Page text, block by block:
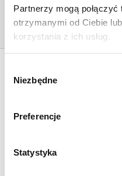
Partnerzy mogą
otrzymanymi od Ciebie
korzystania z ich usług.
zgody
Niezbędne
Preferencje
Statystyka
Home/[:pl]Strona
page[:de]Startseite[:]